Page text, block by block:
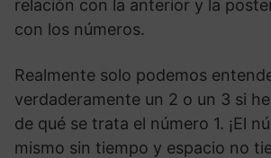
relación con la anterior y la
con los números.
Realmente solo podemos
verdaderamente un 2 o un 3 si
de qué se trata el número 1. ¡El
mismo sin tiempo y espacio no